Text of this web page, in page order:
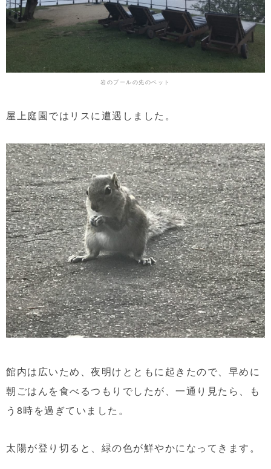
岩のプールの先のベット
屋上庭園ではリスに遭遇しました。
館内は広いため、夜明けとともに起きたので、早めに
朝ごはんを食べるつもりでしたが、一通り見たら、も
う8時を過ぎていました。
太陽が登り切ると、緑の色が鮮やかになってきます。